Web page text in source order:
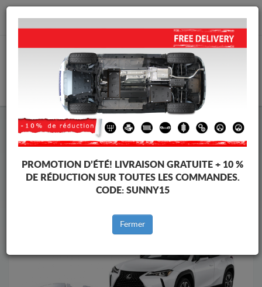
info@cachesousmoteur.fr
Cache Sous Moteur Lexus Cache Sous Moteur Lexus UX
Marques
PROMOTION D’ÉTÉ! LIVRAISON GRATUITE + 10 %
DE RÉDUCTION SUR TOUTES LES COMMANDES.
CODE: SUNNY15
Fermer